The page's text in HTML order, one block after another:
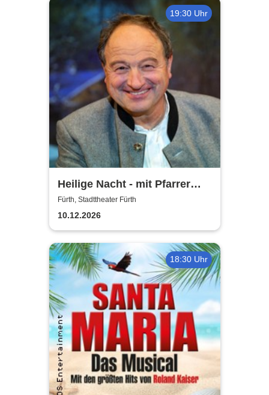
19:30 Uhr
Heilige Nacht - mit Pfarrer
Rainer Maria Schießler
Fürth, Stadttheater Fürth
10.12.2026
18:30 Uhr